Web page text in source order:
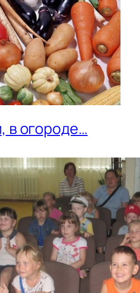
в огороде…